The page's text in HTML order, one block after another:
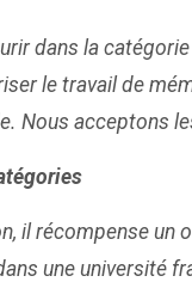
dans la
le travail de
acceptons
il récompense un
une université